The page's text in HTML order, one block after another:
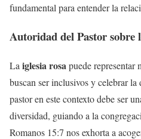
fundamental para entender la
Autoridad del Pastor sobre
La iglesia rosapuede representar
buscan ser inclusivos y celebrar
pastor en este contexto debe ser
diversidad, guiando a la
Romanos 15:7 nos exhorta a